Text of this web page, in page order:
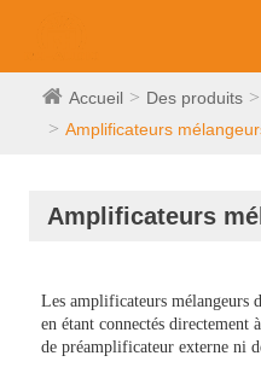
Accueil Des produits
Amplificateurs
Amplificateurs
Les amplificateurs
en étant connectés directement
de préamplificateur externe ni